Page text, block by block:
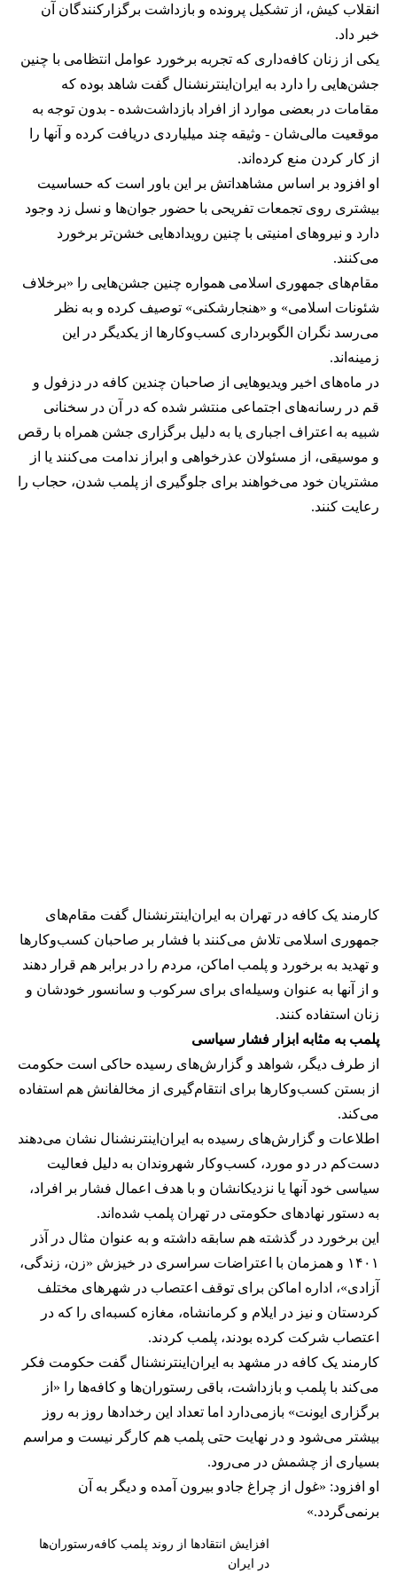
انقلاب کیش، از تشکیل پرونده و بازداشت برگزارکنندگان آن
خبر داد.
یکی از زنان کافه‌داری که تجربه برخورد عوامل انتظامی با چنین
جشن‌هایی را دارد به ایران‌اینترنشنال گفت شاهد بوده که
مقامات در بعضی موارد از افراد بازداشت‌‌شده - بدون توجه به
موقعیت مالی‌شان - وثیقه چند میلیاردی دریافت کرده و آنها را
از کار کردن منع کرده‌اند.
او افزود بر اساس مشاهداتش بر این باور است که حساسیت
بیشتری روی تجمعات تفریحی با حضور جوان‌ها و نسل زد وجود
دارد و نیروهای امنیتی با چنین رویدادهایی خشن‌تر برخورد
می‌کنند.
مقام‌های جمهوری اسلامی همواره چنین جشن‌هایی را «برخلاف
شئونات اسلامی» و «هنجارشکنی» توصیف کرده و به نظر
می‌رسد نگران الگوبرداری کسب‌وکارها از یکدیگر در این
زمینه‌اند.
در ماه‌های اخیر ویدیوهایی از صاحبان چندین کافه در دزفول و
قم در رسانه‌های اجتماعی منتشر شده که در آن در سخنانی
شبیه به اعتراف اجباری یا به دلیل برگزاری جشن همراه با رقص
و موسیقی، از مسئولان عذرخواهی و ابراز ندامت می‌کنند یا از
مشتریان خود می‌خواهند برای جلوگیری از پلمب شدن، حجاب را
رعایت کنند.
کارمند یک کافه در تهران به ایران‌اینترنشنال گفت مقام‌های
جمهوری اسلامی تلاش می‌کنند با فشار بر صاحبان کسب‌وکارها
و تهدید به برخورد و پلمب اماکن، مردم را در برابر هم قرار دهند
و از آنها به عنوان وسیله‌ای برای سرکوب و سانسور خودشان و
زنان استفاده کنند.
پلمب به مثابه ابزار فشار سیاسی
از طرف دیگر، شواهد و گزارش‌های رسیده حاکی است حکومت
از بستن کسب‌وکارها برای انتقام‌گیری از مخالفانش هم استفاده
می‌کند.
اطلاعات و گزارش‌های رسیده به ایران‌اینترنشنال نشان می‌دهند
دست‌کم در دو مورد، کسب‌وکار شهروندان به دلیل فعالیت
سیاسی خود آنها یا نزدیکانشان و با هدف اعمال فشار بر افراد،
به دستور نهادهای حکومتی در تهران پلمب شده‌اند.
این برخورد در گذشته هم سابقه داشته و به عنوان مثال در آذر
۱۴۰۱ و همزمان با اعتراضات سراسری در خیزش «زن، زندگی،
آزادی»، اداره اماکن برای توقف اعتصاب در شهرهای مختلف
کردستان و نیز در ایلام و کرمانشاه، مغازه کسبه‌ای را که در
اعتصاب شرکت کرده بودند، پلمب کردند.
کارمند یک کافه در مشهد به ایران‌اینترنشنال گفت حکومت فکر
می‌کند با پلمب و بازداشت، باقی رستوران‌ها و کافه‌ها را «از
برگزاری ایونت» بازمی‌دارد اما تعداد این رخدادها روز به روز
بیشتر می‌شود و در نهایت حتی پلمب هم کارگر نیست و مراسم
بسیاری از چشمش در می‌رود.
او افزود: «غول از چراغ جادو بیرون آمده و دیگر به آن
برنمی‎‌گردد.»
افزایش انتقادها از روند پلمب کافه‌رستوران‌ها
در ایران